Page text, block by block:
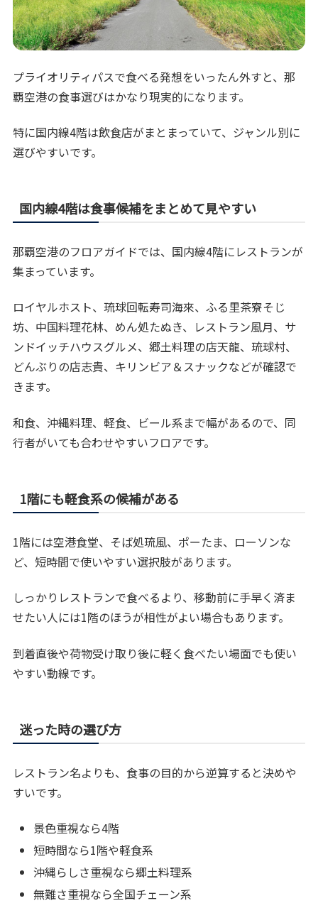
プライオリティパスで食べる発想をいったん外すと、那
覇空港の食事選びはかなり現実的になります。
特に国内線4階は飲食店がまとまっていて、ジャンル別に
選びやすいです。
国内線4階は食事候補をまとめて見やすい
那覇空港のフロアガイドでは、国内線4階にレストランが
集まっています。
ロイヤルホスト、琉球回転寿司海來、ふる里茶寮そじ
坊、中国料理花林、めん処たぬき、レストラン風月、サ
ンドイッチハウスグルメ、郷土料理の店天龍、琉球村、
どんぶりの店志貴、キリンビア＆スナックなどが確認で
きます。
和食、沖縄料理、軽食、ビール系まで幅があるので、同
行者がいても合わせやすいフロアです。
1階にも軽食系の候補がある
1階には空港食堂、そば処琉風、ポーたま、ローソンな
ど、短時間で使いやすい選択肢があります。
しっかりレストランで食べるより、移動前に手早く済ま
せたい人には1階のほうが相性がよい場合もあります。
到着直後や荷物受け取り後に軽く食べたい場面でも使い
やすい動線です。
迷った時の選び方
レストラン名よりも、食事の目的から逆算すると決めや
すいです。
景色重視なら4階
短時間なら1階や軽食系
沖縄らしさ重視なら郷土料理系
無難さ重視なら全国チェーン系